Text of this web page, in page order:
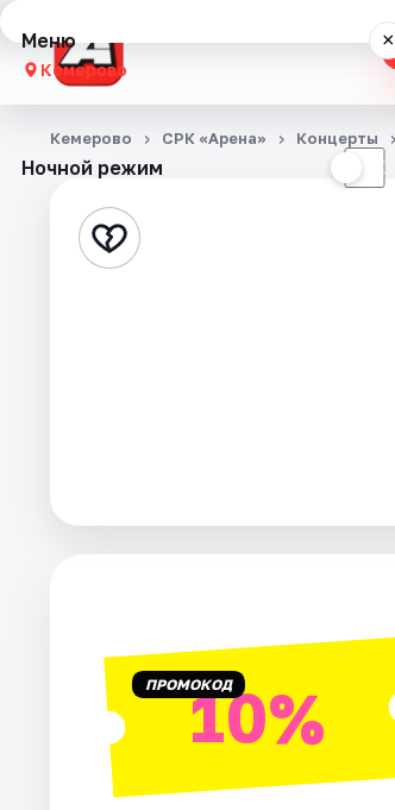
Меню ×
Кемерово
Концерты
Стендап
Артисты
Рейтинги
Ночной режим ☾
Кемерово СРК «Арена» Концерты
ПРОМОКОД10%